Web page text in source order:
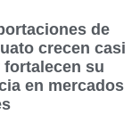
de
crecen casi
fortalecen su
en mercados